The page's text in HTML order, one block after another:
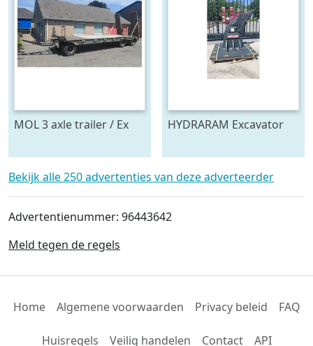
MOL 3 axle trailer / Ex
HYDRARAM Excavator
Brackets available / Cat
336
Bekijk alle 250 advertenties van deze adverteerder
Advertentienummer: 96443642
Meld tegen de regels
Home Algemene voorwaarden Privacy beleid FAQ
Huisregels Veilig handelen Contact API